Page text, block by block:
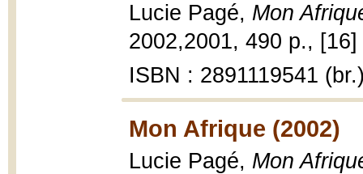
Lucie Pagé, Mon
2002,2001, 490 p.,
ISBN : 2891119541
Mon Afrique (2002)
Lucie Pagé, Mon